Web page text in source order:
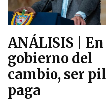
ANÁLISIS |
gobierno del
cambio, ser
paga